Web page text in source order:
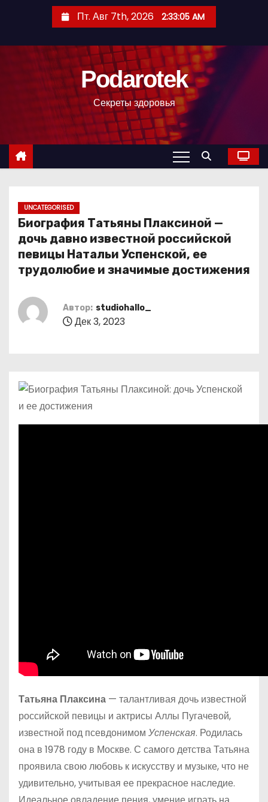
с
Пт. Авг 7th, 2026 2:33:07 AM
Podarotek
Секреты здоровья
UNCATEGORISED
Биография Татьяны Плаксиной —
дочь давно известной российской
певицы Натальи Успенской, ее
трудолюбие и значимые достижения
Автор: studiohallo_
Дек 3, 2023
Татьяна Плаксина — талантливая дочь известной
российской певицы и актрисы Аллы Пугачевой,
известной под псевдонимом Успенская. Родилась
она в 1978 году в Москве. С самого детства Татьяна
проявила свою любовь к искусству и музыке, что не
удивительно, учитывая ее прекрасное наследие.